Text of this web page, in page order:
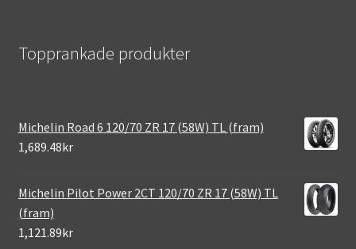
Topprankade produkter
Michelin Road 6 120/70 ZR 17 (58W) TL (fram)
1,689.48kr
Michelin Pilot Power 2CT 120/70 ZR 17 (58W) TL
(fram)
1,121.89kr